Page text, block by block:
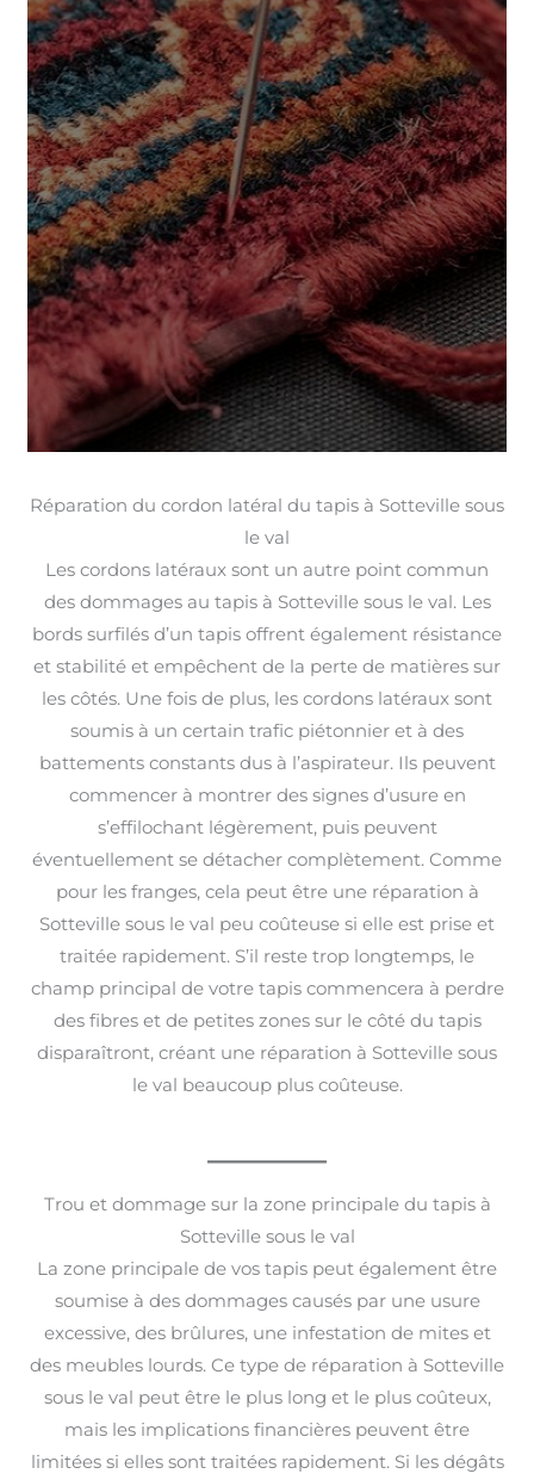
Réparation du cordon latéral du tapis à Sotteville sous
le val
Les cordons latéraux sont un autre point commun
des dommages au tapis à Sotteville sous le val. Les
bords surfilés d’un tapis offrent également résistance
et stabilité et empêchent de la perte de matières sur
les côtés. Une fois de plus, les cordons latéraux sont
soumis à un certain trafic piétonnier et à des
battements constants dus à l’aspirateur. Ils peuvent
commencer à montrer des signes d’usure en
s’effilochant légèrement, puis peuvent
éventuellement se détacher complètement. Comme
pour les franges, cela peut être une réparation à
Sotteville sous le val peu coûteuse si elle est prise et
traitée rapidement. S’il reste trop longtemps, le
champ principal de votre tapis commencera à perdre
des fibres et de petites zones sur le côté du tapis
disparaîtront, créant une réparation à Sotteville sous
le val beaucoup plus coûteuse.
Trou et dommage sur la zone principale du tapis à
Sotteville sous le val
La zone principale de vos tapis peut également être
soumise à des dommages causés par une usure
excessive, des brûlures, une infestation de mites et
des meubles lourds. Ce type de réparation à Sotteville
sous le val peut être le plus long et le plus coûteux,
mais les implications financières peuvent être
limitées si elles sont traitées rapidement. Si les dégâts